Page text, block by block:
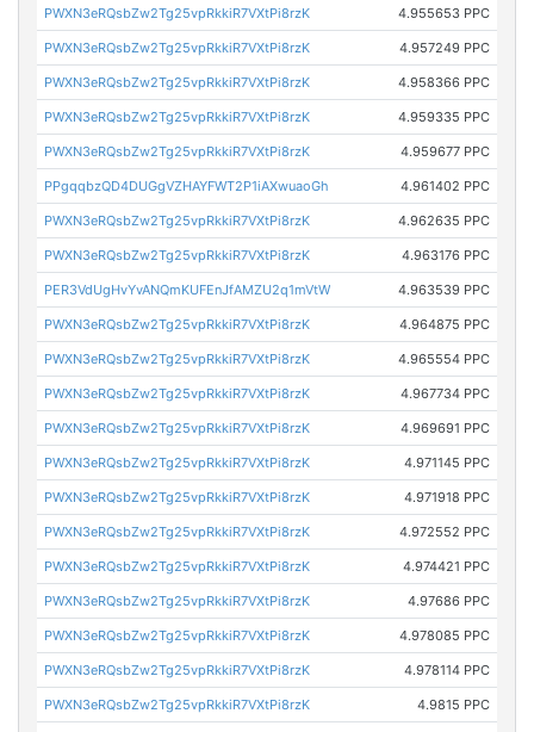
PWXN3eRQsbZw2Tg25vpRkkiR7VXtPi8rzK 4.955653 PPC
PWXN3eRQsbZw2Tg25vpRkkiR7VXtPi8rzK 4.957249 PPC
PWXN3eRQsbZw2Tg25vpRkkiR7VXtPi8rzK 4.958366 PPC
PWXN3eRQsbZw2Tg25vpRkkiR7VXtPi8rzK 4.959335 PPC
PWXN3eRQsbZw2Tg25vpRkkiR7VXtPi8rzK 4.959677 PPC
PPgqqbzQD4DUGgVZHAYFWT2P1iAXwuaoGh 4.961402 PPC
PWXN3eRQsbZw2Tg25vpRkkiR7VXtPi8rzK 4.962635 PPC
PWXN3eRQsbZw2Tg25vpRkkiR7VXtPi8rzK 4.963176 PPC
PER3VdUgHvYvANQmKUFEnJfAMZU2q1mVtW 4.963539 PPC
PWXN3eRQsbZw2Tg25vpRkkiR7VXtPi8rzK 4.964875 PPC
PWXN3eRQsbZw2Tg25vpRkkiR7VXtPi8rzK 4.965554 PPC
PWXN3eRQsbZw2Tg25vpRkkiR7VXtPi8rzK 4.967734 PPC
PWXN3eRQsbZw2Tg25vpRkkiR7VXtPi8rzK 4.969691 PPC
PWXN3eRQsbZw2Tg25vpRkkiR7VXtPi8rzK 4.971145 PPC
PWXN3eRQsbZw2Tg25vpRkkiR7VXtPi8rzK 4.971918 PPC
PWXN3eRQsbZw2Tg25vpRkkiR7VXtPi8rzK 4.972552 PPC
PWXN3eRQsbZw2Tg25vpRkkiR7VXtPi8rzK 4.974421 PPC
PWXN3eRQsbZw2Tg25vpRkkiR7VXtPi8rzK 4.97686 PPC
PWXN3eRQsbZw2Tg25vpRkkiR7VXtPi8rzK 4.978085 PPC
PWXN3eRQsbZw2Tg25vpRkkiR7VXtPi8rzK 4.978114 PPC
PWXN3eRQsbZw2Tg25vpRkkiR7VXtPi8rzK 4.9815 PPC